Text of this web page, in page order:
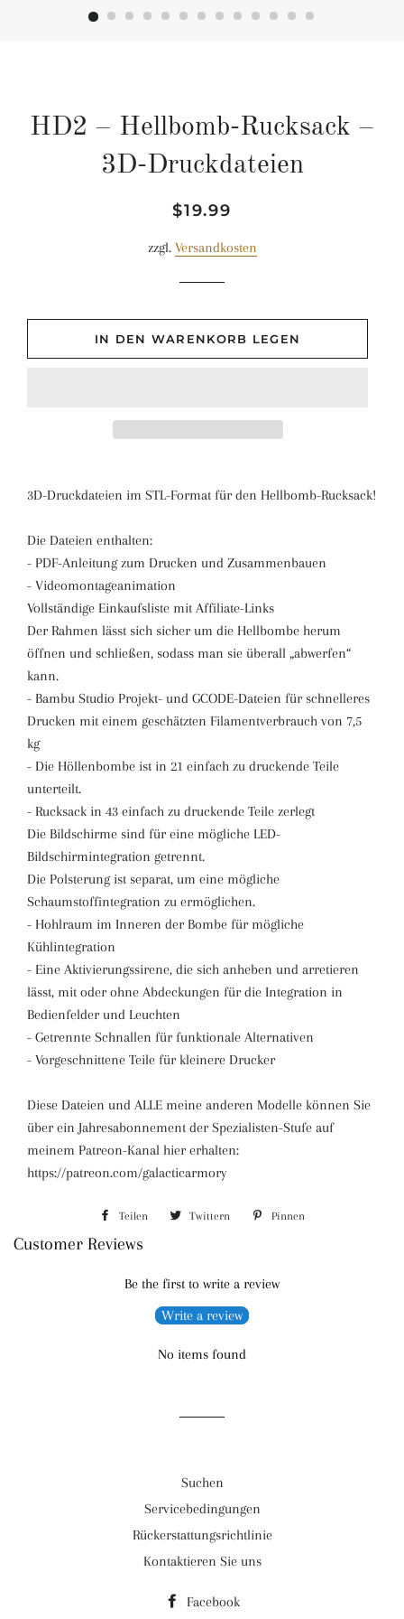
HD2 – Hellbomb-Rucksack –
3D-Druckdateien
Normaler
Sonderpreis
$19.99
zzgl. Versandkosten
IN DEN WARENKORB LEGEN
3D-Druckdateien im STL-Format für den Hellbomb-Rucksack!
Die Dateien enthalten:
- PDF-Anleitung zum Drucken und Zusammenbauen
- Videomontageanimation
Vollständige Einkaufsliste mit Affiliate-Links
Der Rahmen lässt sich sicher um die Hellbombe herum
öffnen und schließen, sodass man sie überall „abwerfen“
kann.
- Bambu Studio Projekt- und GCODE-Dateien für schnelleres
Drucken mit einem geschätzten Filamentverbrauch von 7,5
kg
- Die Höllenbombe ist in 21 einfach zu druckende Teile
unterteilt.
- Rucksack in 43 einfach zu druckende Teile zerlegt
Die Bildschirme sind für eine mögliche LED-
Bildschirmintegration getrennt.
Die Polsterung ist separat, um eine mögliche
Schaumstoffintegration zu ermöglichen.
- Hohlraum im Inneren der Bombe für mögliche
Kühlintegration
- Eine Aktivierungssirene, die sich anheben und arretieren
lässt, mit oder ohne Abdeckungen für die Integration in
Bedienfelder und Leuchten
- Getrennte Schnallen für funktionale Alternativen
- Vorgeschnittene Teile für kleinere Drucker
Diese Dateien und ALLE meine anderen Modelle können Sie
über ein Jahresabonnement der Spezialisten-Stufe auf
meinem Patreon-Kanal hier erhalten:
https://patreon.com/galacticarmory
Teilen Auf Twittern Auf Pinnen
Customer Reviews
Be the first to write a review
Write a review
No items found
Suchen
Servicebedingungen
Rückerstattungsrichtlinie
Kontaktieren Sie uns
Facebook